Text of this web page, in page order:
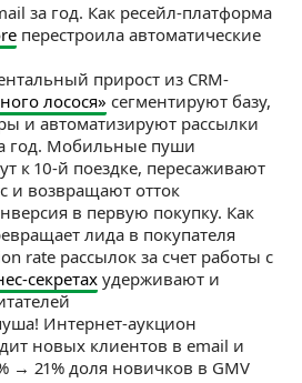
за год. Как ресейл-платформа
перестроила автоматические
прирост из CRM-
лосося» сегментируют базу,
и автоматизируют рассылки
год. Мобильные пуши
к 10-й поездке, пересаживают
и возвращают отток
в первую покупку. Как
лида в покупателя
rate рассылок за счет работы с
секретах удерживают и
Интернет-аукцион
новых клиентов в email и
→ 21% доля новичков в GMV